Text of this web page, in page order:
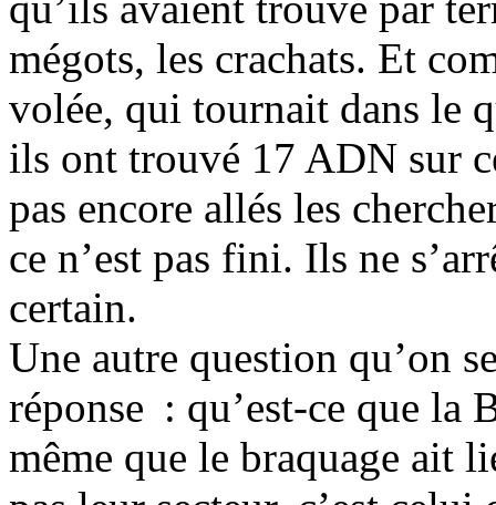
mégots, les crachats. Et
volée, qui tournait dans le
ils ont trouvé 17 ADN sur
pas encore allés les
ce n’est pas fini. Ils ne
certain.
Une autre question qu’on
réponse : qu’est-ce que la
même que le braquage ait